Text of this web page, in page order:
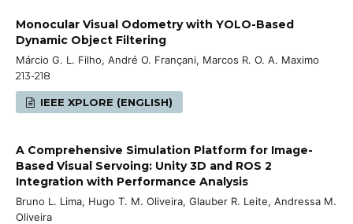
Monocular Visual Odometry with YOLO-Based
Dynamic Object Filtering
Márcio G. L. Filho, André O. Françani, Marcos R. O. A. Maximo
213-218
IEEE XPLORE (ENGLISH)
A Comprehensive Simulation Platform for Image-
Based Visual Servoing: Unity 3D and ROS 2
Integration with Performance Analysis
Bruno L. Lima, Hugo T. M. Oliveira, Glauber R. Leite, Andressa M.
Oliveira